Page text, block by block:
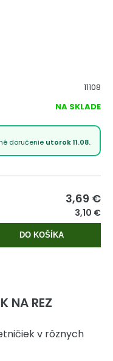
11108
NA SKLADE
doručenie utorok 11.08.
3,69 €
3,10 €
DO KOŠÍKA
NA REZ
v rôznych